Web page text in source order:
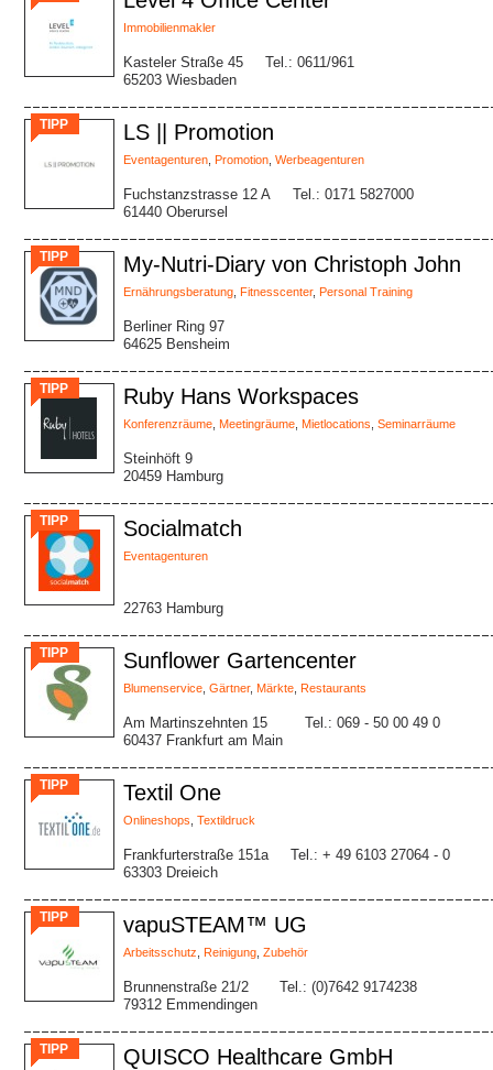
Immobilienmakler
Kasteler Straße 45
65203 Wiesbaden
Tel.: 0611/961
TIPP LS || Promotion
Eventagenturen Promotion Werbeagenturen
Fuchstanzstrasse 12 A
61440 Oberursel
Tel.: 0171 5827000
TIPP My-Nutri-Diary von Christoph John
Ernährungsberatung Fitnesscenter, Personal Training
Berliner Ring 97
64625 Bensheim
TIPP Ruby Hans Workspaces
Konferenzräume Meetingräume Mietlocations Seminarräume
Steinhöft 9
20459 Hamburg
TIPP Socialmatch
Eventagenturen
22763 Hamburg
TIPP Sunflower Gartencenter
Blumenservice Gärtner, Märkte Restaurants
Am Martinszehnten 15
60437 Frankfurt am Main
Tel.: 069 - 50 00 49 0
TIPP Textil One
Onlineshops Textildruck
Frankfurterstraße 151a
63303 Dreieich
Tel.: + 49 6103 27064 - 0
TIPP vapuSTEAM™ UG
Arbeitsschutz Reinigung Zubehör
Brunnenstraße 21/2
79312 Emmendingen
Tel.: (0)7642 9174238
TIPP QUISCO Healthcare GmbH